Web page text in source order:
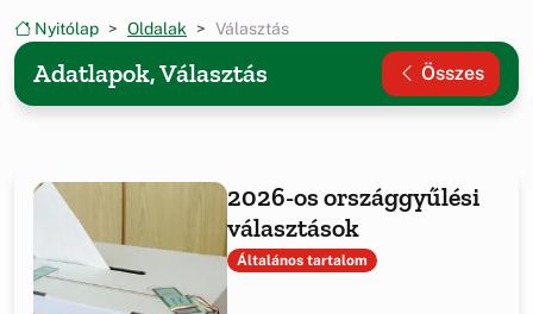
Nyitólap Oldalak Választás
Adatlapok, Választás Összes
2026-os országgyűlési
választások
Általános tartalom